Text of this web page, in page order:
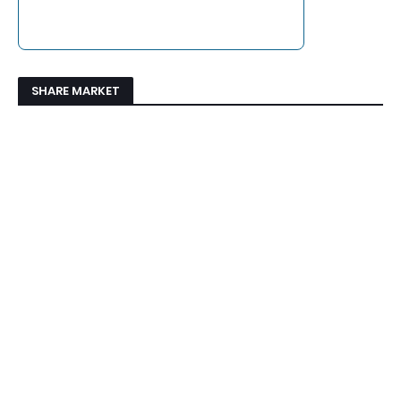
SHARE MARKET